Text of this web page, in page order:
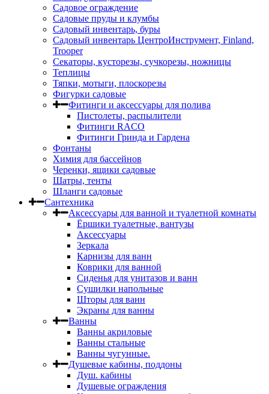
Садовое ограждение
Садовые пруды и клумбы
Садовый инвентарь, буры
Садовый инвентарь ЦентроИнструмент, Finland,
Trooper
Секаторы, кусторезы, сучкорезы, ножницы
Теплицы
Тяпки, мотыги, плоскорезы
Фигурки садовые
Фитинги и аксессуары для полива
Пистолеты, распылители
Фитинги RACO
Фитинги Гринда и Гардена
Фонтаны
Химия для бассейнов
Черенки, ящики садовые
Шатры, тенты
Шланги садовые
Сантехника
Аксессуары для ванной и туалетной комнаты
Ёршики туалетные, вантузы
Аксессуары
Зеркала
Карнизы для ванн
Коврики для ванной
Сиденья для унитазов и ванн
Сушилки напольные
Шторы для ванн
Экраны для ванны
Ванны
Ванны акриловые
Ванны стальные
Ванны чугунные.
Душевые кабины, поддоны
Душ. кабины
Душевые ограждения